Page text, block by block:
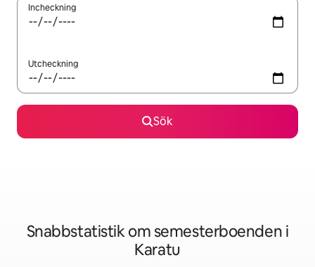
Incheckning
Utcheckning
Sök
Snabbstatistik om semesterboenden i
Karatu